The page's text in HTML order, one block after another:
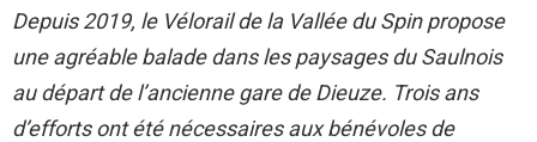
Depuis 2019, le Vélorail de la Vallée du Spin propose
une agréable balade dans les paysages du Saulnois
au départ de l’ancienne gare de Dieuze. Trois ans
d’efforts ont été nécessaires aux bénévoles de